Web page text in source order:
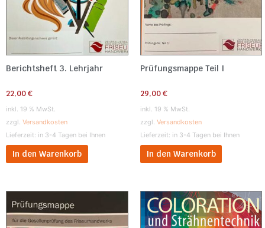
Berichtsheft 3. Lehrjahr
22,00€
inkl. 19 % MwSt.
zzgl. Versandkosten
Lieferzeit: in 3-4 Tagen bei Ihnen
In den Warenkorb
Prüfungsmappe Teil I
29,00€
inkl. 19 % MwSt.
zzgl. Versandkosten
Lieferzeit: in 3-4 Tagen bei Ihnen
In den Warenkorb